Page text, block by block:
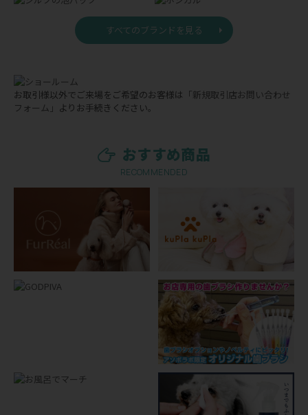
すべてのブランドを見る
お取引様以外でご来場をご希望のお客様は 「新規取引店お問い合わせ
フォーム」 よりお手続きください。
おすすめ商品
RECOMMENDED